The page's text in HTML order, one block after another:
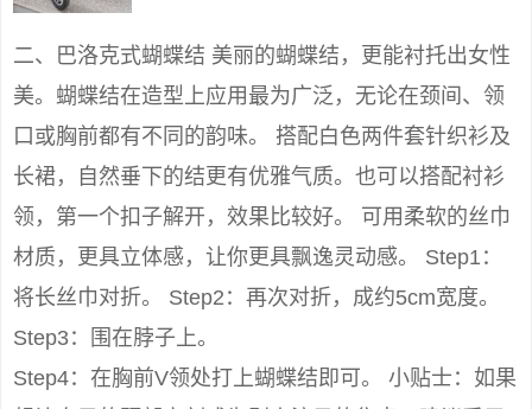
二、巴洛克式蝴蝶结 美丽的蝴蝶结，更能衬托出女性
美。蝴蝶结在造型上应用最为广泛，无论在颈间、领
口或胸前都有不同的韵味。 搭配白色两件套针织衫及
长裙，自然垂下的结更有优雅气质。也可以搭配衬衫
领，第一个扣子解开，效果比较好。 可用柔软的丝巾
材质，更具立体感，让你更具飘逸灵动感。 Step1：
将长丝巾对折。 Step2：再次对折，成约5cm宽度。
Step3：围在脖子上。
Step4：在胸前V领处打上蝴蝶结即可。 小贴士：如果